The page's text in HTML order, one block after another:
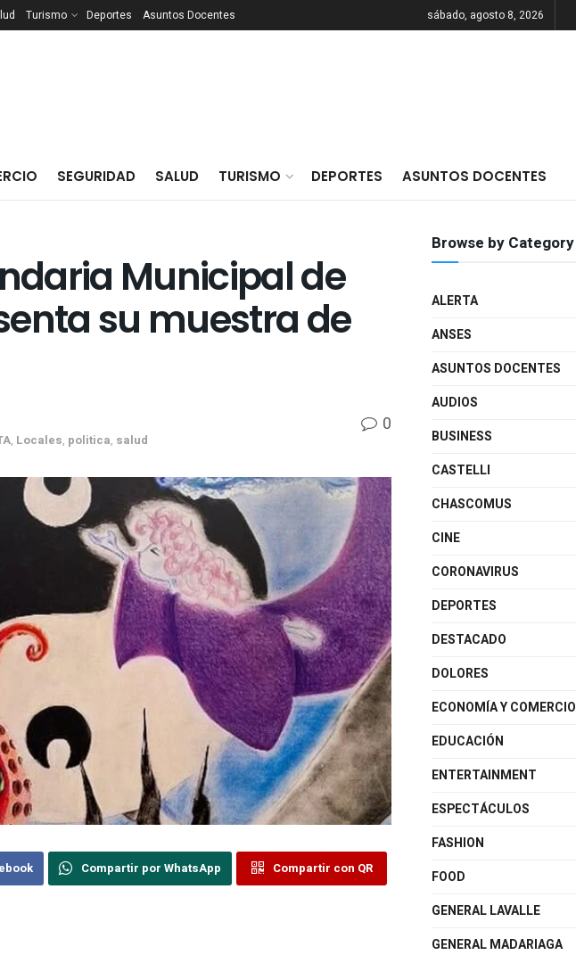
Turismo Deportes Asuntos Docentes sábado, agosto 8, 2026
SEGURIDAD SALUD TURISMO DEPORTES ASUNTOS DOCENTES
Municipal de
su muestra de
, Locales, politica, salud
0
Compartir por WhatsApp Compartir con QR
Browse by Category
ALERTA
ANSES
ASUNTOS DOCENTES
AUDIOS
BUSINESS
CASTELLI
CHASCOMUS
CINE
CORONAVIRUS
DEPORTES
DESTACADO
DOLORES
ECONOMÍA Y COMERCIO
EDUCACIÓN
ENTERTAINMENT
ESPECTÁCULOS
FASHION
FOOD
GENERAL LAVALLE
GENERAL MADARIAGA